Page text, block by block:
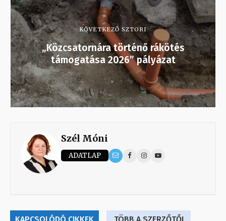
KÖVETKEZŐ SZTORI
„Közcsatornára történő rákötés
támogatása 2026” pályázat
Szél Móni
ADATLAP
KAPCSOLÓDÓ CIKKEK TÖBB A SZERZŐTŐL